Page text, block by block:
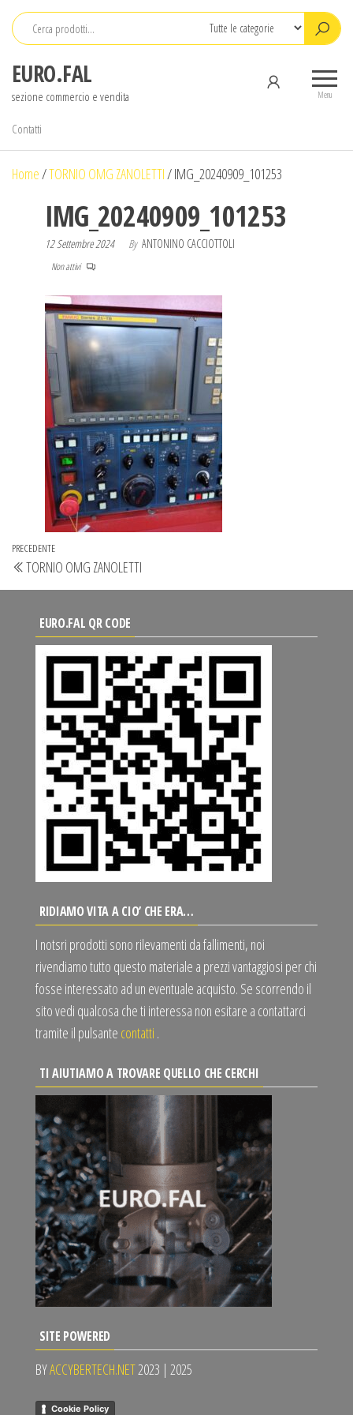
Salta
contenuto
EURO.FAL
sezione commercio e vendita Menu
Contatti
Home/TORNIO OMG ZANOLETTI/IMG_20240909_101253
IMG_20240909_101253
12 Settembre 2024 By ANTONINO CACCIOTTOLI
Non attivi
Navigazione
articoli
Articolo
precedente
PRECEDENTE
TORNIO OMG ZANOLETTI
EURO.FAL QR CODE
RIDIAMO VITA A CIO’ CHE ERA…
I notsri prodotti sono rilevamenti da fallimenti, noi
rivendiamo tutto questo materiale a prezzi vantaggiosi per chi
fosse interessato ad un eventuale acquisto. Se scorrendo il
sito vedi qualcosa che ti interessa non esitare a contattarci
tramite il pulsante contatti .
TI AIUTIAMO A TROVARE QUELLO CHE CERCHI
SITE POWERED
BYACCYBERTECH.NET2023 | 2025
Cookie Policy